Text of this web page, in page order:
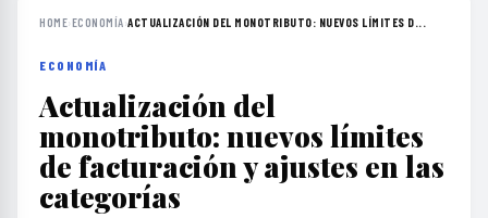
HOME›ECONOMÍA›ACTUALIZACIÓN DEL MONOTRIBUTO: NUEVOS LÍMITES D...
ECONOMÍA
Actualización del
monotributo: nuevos límites
de facturación y ajustes en las
categorías